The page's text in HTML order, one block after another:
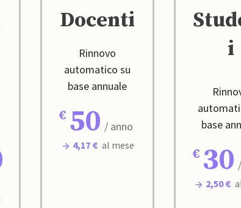
Docenti
Rinnovo
automatico su
base annuale
50 / anno
4,17 € al mese
i
base
30
2,50 €